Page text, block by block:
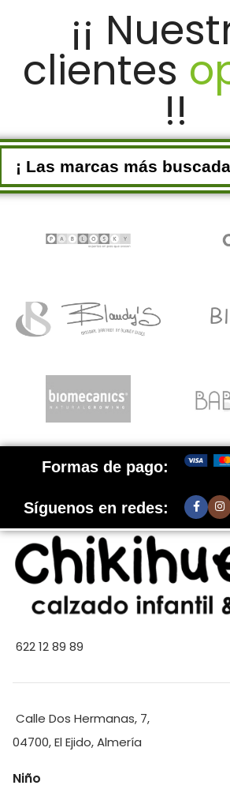
¡¡
clientes
!!
¡ Las marcas más
Formas de pago:
Síguenos en redes:
622 12 89 89
Calle Dos Hermanas, 7,
04700, El Ejido, Almería
Niño